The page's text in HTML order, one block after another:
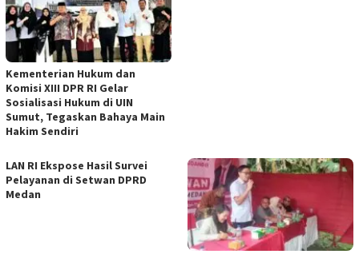
Kementerian Hukum dan
Komisi XIII DPR RI Gelar
Sosialisasi Hukum di UIN
Sumut, Tegaskan Bahaya Main
Hakim Sendiri
LAN RI Ekspose Hasil Survei
Pelayanan di Setwan DPRD
Medan